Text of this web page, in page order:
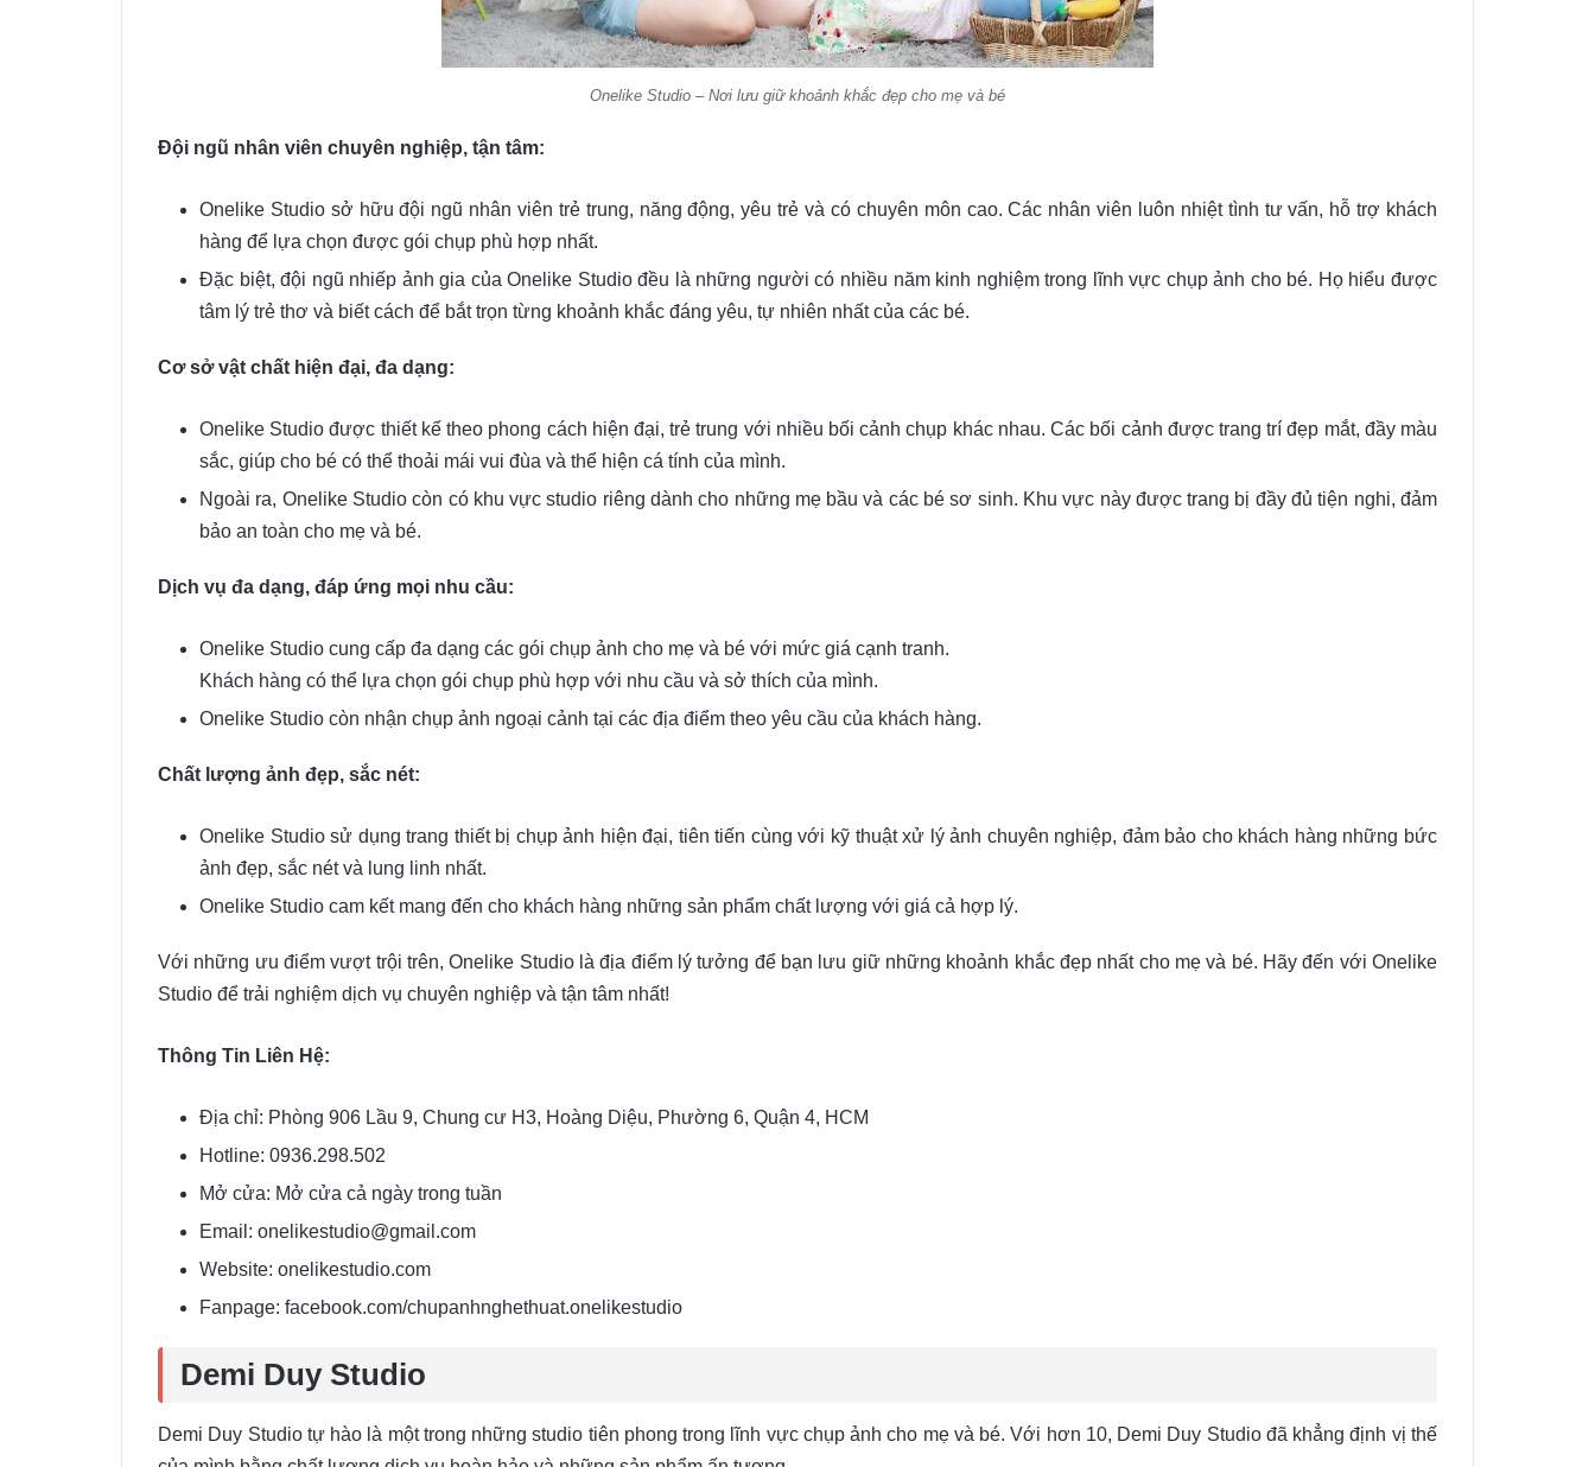
Onelike Studio – Nơi lưu giữ khoảnh khắc đẹp cho mẹ và bé
Đội ngũ nhân viên chuyên nghiệp, tận tâm:
Onelike Studio sở hữu đội ngũ nhân viên trẻ trung, năng động, yêu trẻ và có chuyên môn cao. Các nhân viên luôn nhiệt tình tư vấn, hỗ trợ khách
hàng để lựa chọn được gói chụp phù hợp nhất.
Đặc biệt, đội ngũ nhiếp ảnh gia của Onelike Studio đều là những người có nhiều năm kinh nghiệm trong lĩnh vực chụp ảnh cho bé. Họ hiểu được
tâm lý trẻ thơ và biết cách để bắt trọn từng khoảnh khắc đáng yêu, tự nhiên nhất của các bé.
Cơ sở vật chất hiện đại, đa dạng:
Onelike Studio được thiết kế theo phong cách hiện đại, trẻ trung với nhiều bối cảnh chụp khác nhau. Các bối cảnh được trang trí đẹp mắt, đầy màu
sắc, giúp cho bé có thể thoải mái vui đùa và thể hiện cá tính của mình.
Ngoài ra, Onelike Studio còn có khu vực studio riêng dành cho những mẹ bầu và các bé sơ sinh. Khu vực này được trang bị đầy đủ tiện nghi, đảm
bảo an toàn cho mẹ và bé.
Dịch vụ đa dạng, đáp ứng mọi nhu cầu:
Onelike Studio cung cấp đa dạng các gói chụp ảnh cho mẹ và bé với mức giá cạnh tranh.
Khách hàng có thể lựa chọn gói chụp phù hợp với nhu cầu và sở thích của mình.
Onelike Studio còn nhận chụp ảnh ngoại cảnh tại các địa điểm theo yêu cầu của khách hàng.
Chất lượng ảnh đẹp, sắc nét:
Onelike Studio sử dụng trang thiết bị chụp ảnh hiện đại, tiên tiến cùng với kỹ thuật xử lý ảnh chuyên nghiệp, đảm bảo cho khách hàng những bức
ảnh đẹp, sắc nét và lung linh nhất.
Onelike Studio cam kết mang đến cho khách hàng những sản phẩm chất lượng với giá cả hợp lý.
Với những ưu điểm vượt trội trên, Onelike Studio là địa điểm lý tưởng để bạn lưu giữ những khoảnh khắc đẹp nhất cho mẹ và bé. Hãy đến với Onelike
Studio để trải nghiệm dịch vụ chuyên nghiệp và tận tâm nhất!
Thông Tin Liên Hệ:
Địa chỉ: Phòng 906 Lầu 9, Chung cư H3, Hoàng Diệu, Phường 6, Quận 4, HCM
Hotline: 0936.298.502
Mở cửa: Mở cửa cả ngày trong tuần
Email: onelikestudio@gmail.com
Website: onelikestudio.com
Fanpage: facebook.com/chupanhnghethuat.onelikestudio
Demi Duy Studio
Demi Duy Studio tự hào là một trong những studio tiên phong trong lĩnh vực chụp ảnh cho mẹ và bé. Với hơn 10, Demi Duy Studio đã khẳng định vị thế